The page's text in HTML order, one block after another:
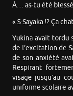
À… as-tu été
« S-Sayaka !? Ça
Yukina avait tordu
de l’excitation de
de son anxiété
Respirant
visage jusqu’au
uniforme scolaire